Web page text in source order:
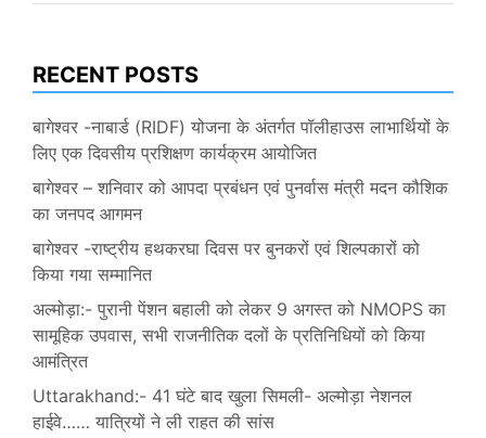
RECENT POSTS
बागेश्वर -नाबार्ड (RIDF) योजना के अंतर्गत पॉलीहाउस लाभार्थियों के
लिए एक दिवसीय प्रशिक्षण कार्यक्रम आयोजित
बागेश्वर – शनिवार को आपदा प्रबंधन एवं पुनर्वास मंत्री मदन कौशिक
का जनपद आगमन
बागेश्वर -राष्ट्रीय हथकरघा दिवस पर बुनकरों एवं शिल्पकारों को
किया गया सम्मानित
अल्मोड़ा:- पुरानी पेंशन बहाली को लेकर 9 अगस्त को NMOPS का
सामूहिक उपवास, सभी राजनीतिक दलों के प्रतिनिधियों को किया
आमंत्रित
Uttarakhand:- 41 घंटे बाद खुला सिमली- अल्मोड़ा नेशनल
हाईवे…… यात्रियों ने ली राहत की सांस